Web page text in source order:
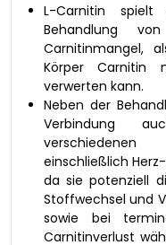
L-Carnitin
Behandlung
Carnitinmangel,
Körper Carnitin
verwerten kann.
Neben der
Verbindung
einschließlich
da sie potenziell
Stoffwechsel und
sowie bei
Carnitinverlust